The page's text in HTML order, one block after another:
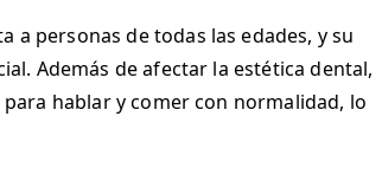
a personas de todas las edades, y su
Además de afectar la estética dental,
hablar y comer con normalidad, lo